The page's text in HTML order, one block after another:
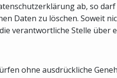
ab, so
Daten zu löschen. Soweit
verantwortliche Stelle über
ohne ausdrückliche